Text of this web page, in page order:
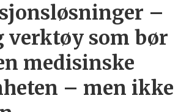
–
verktøy som bør
medisinske
– men ikke